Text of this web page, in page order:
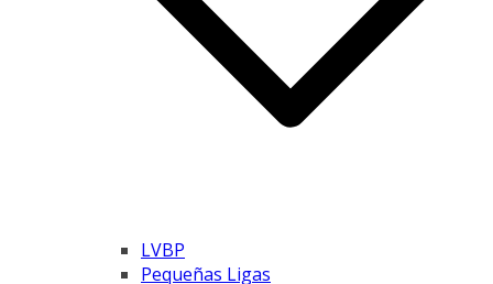
LVBP
Pequeñas Ligas